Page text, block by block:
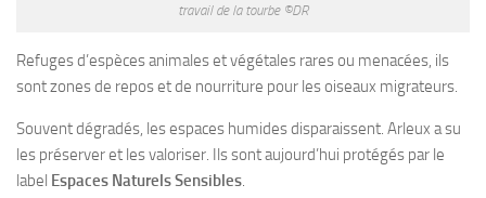
travail de la tourbe ©DR
Refuges d’espèces animales et végétales rares ou menacées, ils
sont zones de repos et de nourriture pour les oiseaux migrateurs.
Souvent dégradés, les espaces humides disparaissent. Arleux a su
les préserver et les valoriser. Ils sont aujourd’hui protégés par le
label Espaces Naturels Sensibles.